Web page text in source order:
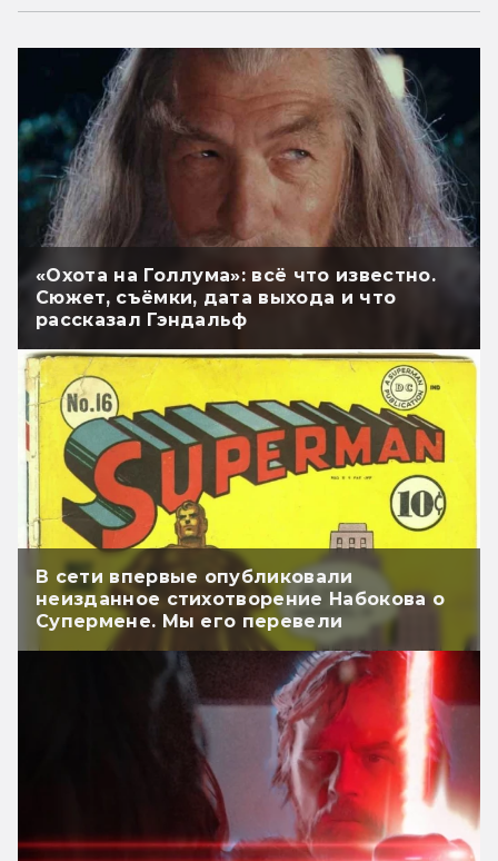
«Охота на Голлума»: всё что известно.
Сюжет, съёмки, дата выхода и что
рассказал Гэндальф
В сети впервые опубликовали
неизданное стихотворение Набокова о
Супермене. Мы его перевели